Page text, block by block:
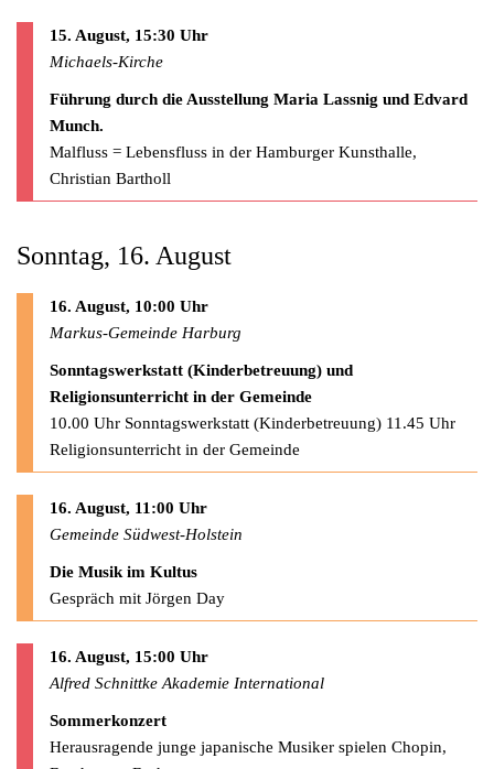
15. August, 15:30 Uhr
Michaels-Kirche
Führung durch die Ausstellung Maria Lassnig und Edvard
Munch.
Malfluss = Lebensfluss in der Hamburger Kunsthalle,
Christian Bartholl
Sonntag, 16. August
16. August, 10:00 Uhr
Markus-Gemeinde Harburg
Sonntagswerkstatt (Kinderbetreuung) und
Religionsunterricht in der Gemeinde
10.00 Uhr Sonntagswerkstatt (Kinderbetreuung) 11.45 Uhr
Religionsunterricht in der Gemeinde
16. August, 11:00 Uhr
Gemeinde Südwest-Holstein
Die Musik im Kultus
Gespräch mit Jörgen Day
16. August, 15:00 Uhr
Alfred Schnittke Akademie International
Sommerkonzert
Herausragende junge japanische Musiker spielen Chopin,